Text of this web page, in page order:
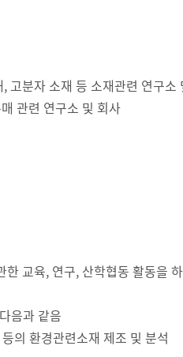
고분자 소재 등 소재관련 연구소
관련 연구소 및 회사
교육, 연구, 산학협동 활동을
음과 같음
의 환경관련소재 제조 및 분석